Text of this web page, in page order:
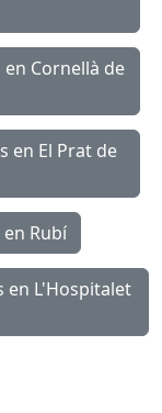
Cornellà de
en El Prat de
Rubí
en L'Hospitalet